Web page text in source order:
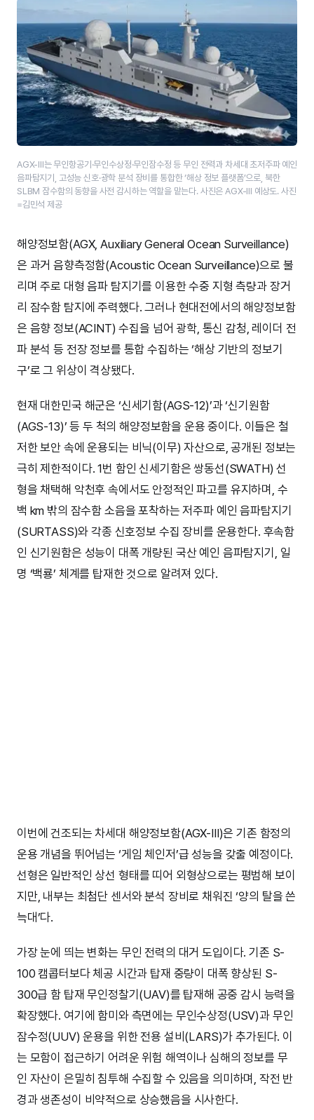
AGX-III는 무인항공기·무인수상정·무인잠수정 등 무인 전력과 차세대 초저주파 예인
음파탐지기, 고성능 신호·광학 분석 장비를 통합한 ‘해상 정보 플랫폼’으로, 북한
SLBM 잠수함의 동향을 사전 감시하는 역할을 맡는다. 사진은 AGX-III 예상도. 사진
=김민석 제공
해양정보함(AGX, Auxiliary General Ocean Surveillance)
은 과거 음향측정함(Acoustic Ocean Surveillance)으로 불
리며 주로 대형 음파 탐지기를 이용한 수중 지형 측량과 장거
리 잠수함 탐지에 주력했다. 그러나 현대전에서의 해양정보함
은 음향 정보(ACINT) 수집을 넘어 광학, 통신 감청, 레이더 전
파 분석 등 전장 정보를 통합 수집하는 ‘해상 기반의 정보기
구’로 그 위상이 격상됐다.
현재 대한민국 해군은 ‘신세기함(AGS-12)’과 ‘신기원함
(AGS-13)’ 등 두 척의 해양정보함을 운용 중이다. 이들은 철
저한 보안 속에 운용되는 비닉(이무) 자산으로, 공개된 정보는
극히 제한적이다. 1번 함인 신세기함은 쌍동선(SWATH) 선
형을 채택해 악천후 속에서도 안정적인 파고를 유지하며, 수
백 km 밖의 잠수함 소음을 포착하는 저주파 예인 음파탐지기
(SURTASS)와 각종 신호정보 수집 장비를 운용한다. 후속함
인 신기원함은 성능이 대폭 개량된 국산 예인 음파탐지기, 일
명 ‘백룡’ 체계를 탑재한 것으로 알려져 있다.
이번에 건조되는 차세대 해양정보함(AGX-III)은 기존 함정의
운용 개념을 뛰어넘는 ‘게임 체인저’급 성능을 갖출 예정이다.
선형은 일반적인 상선 형태를 띠어 외형상으로는 평범해 보이
지만, 내부는 최첨단 센서와 분석 장비로 채워진 ‘양의 탈을 쓴
늑대’다.
가장 눈에 띄는 변화는 무인 전력의 대거 도입이다. 기존 S-
100 캠콥터보다 체공 시간과 탑재 중량이 대폭 향상된 S-
300급 함 탑재 무인정찰기(UAV)를 탑재해 공중 감시 능력을
확장했다. 여기에 함미와 측면에는 무인수상정(USV)과 무인
잠수정(UUV) 운용을 위한 전용 설비(LARS)가 추가된다. 이
는 모함이 접근하기 어려운 위험 해역이나 심해의 정보를 무
인 자산이 은밀히 침투해 수집할 수 있음을 의미하며, 작전 반
경과 생존성이 비약적으로 상승했음을 시사한다.